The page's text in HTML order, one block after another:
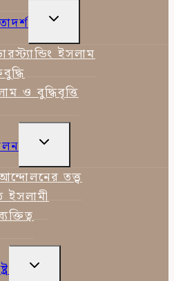
TOGGLE
MENUইসলাম
ও বুদ্ধিবৃত্তি
TOGGLE
MENUতত্ত্ব
ইসলামী
TOGGLE